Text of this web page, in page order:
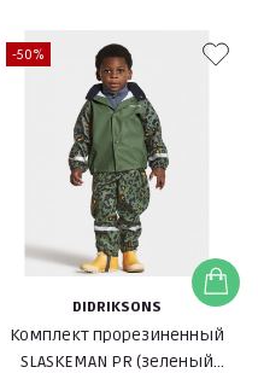
-50%
DIDRIKSONS
Комплект прорезиненный
SLASKEMAN PR (зеленый